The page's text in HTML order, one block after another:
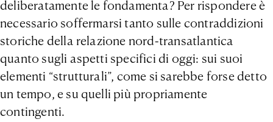
deliberatamente le fondamenta? Per rispondere è
necessario soffermarsi tanto sulle contraddizioni
storiche della relazione nord-transatlantica
quanto sugli aspetti specifici di oggi: sui suoi
elementi “strutturali”, come si sarebbe forse detto
un tempo, e su quelli più propriamente
contingenti.